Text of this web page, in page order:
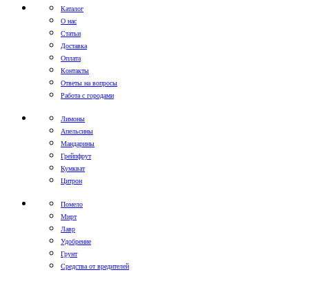
Каталог
О нас
Статьи
Доставка
Оплата
Контакты
Ответы на вопросы
Работа с городами
Лимоны
Апельсины
Мандарины
Грейпфрут
Кумкват
Цитрон
Помело
Мирт
Лавр
Удобрение
Грунт
Средства от вредителей